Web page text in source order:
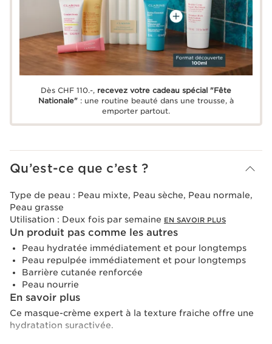
Dès CHF 110.-, recevez votre cadeau spécial "Fête
Nationale": une routine beauté dans une trousse, à
emporter partout.
Qu’est-ce que c’est ?
Type de peau : Peau mixte, Peau sèche, Peau normale,
Peau grasse
Utilisation : Deux fois par semaine EN SAVOIR PLUS
Un produit pas comme les autres
Peau hydratée immédiatement et pour longtemps
Peau repulpée immédiatement et pour longtemps
Barrière cutanée renforcée
Peau nourrie
En savoir plus
Ce masque-crème expert à la texture fraiche offre une
hydratation suractivée.